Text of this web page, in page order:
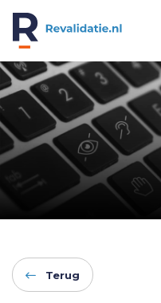
REVALIDATIE.NL
Terug